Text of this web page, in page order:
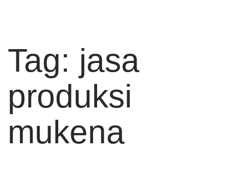
Tag: jasa
produksi
mukena